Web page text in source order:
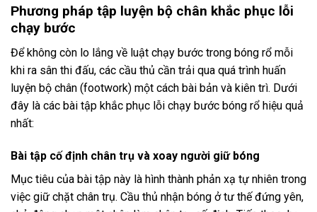
Phương pháp tập luyện bộ chân khắc phục lỗi
chạy bước
Để không còn lo lắng về luật chạy bước trong bóng rổ mỗi
khi ra sân thi đấu, các cầu thủ cần trải qua quá trình huấn
luyện bộ chân (footwork) một cách bài bản và kiên trì. Dưới
đây là các bài tập khắc phục lỗi chạy bước bóng rổ hiệu quả
nhất:
Bài tập cố định chân trụ và xoay người giữ bóng
Mục tiêu của bài tập này là hình thành phản xạ tự nhiên trong
việc giữ chặt chân trụ. Cầu thủ nhận bóng ở tư thế đứng yên,